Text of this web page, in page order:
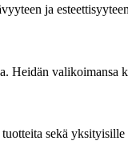
ja
Heidän valikoimansa
sekä